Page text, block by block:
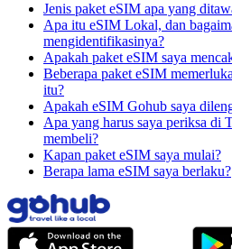
Jenis paket eSIM apa yang
Apa itu eSIM Lokal, dan
mengidentifikasinya?
Apakah paket eSIM saya
Beberapa paket eSIM
itu?
Apakah eSIM Gohub saya
Apa yang harus saya periksa di
membeli?
Kapan paket eSIM saya mulai?
Berapa lama eSIM saya berlaku?